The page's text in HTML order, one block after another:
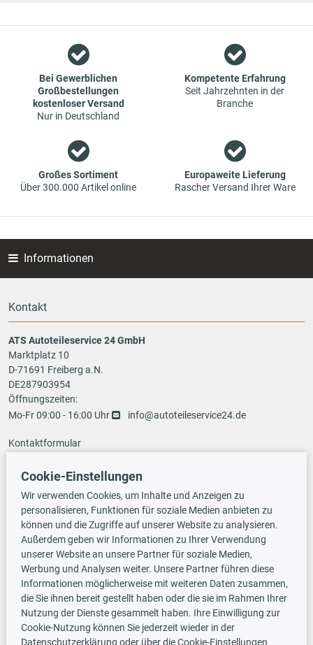
Einzelhandels für Fahrzeug-Ersatzteile. Die Konzentration
liegt bei Verschleißteilen - wir bieten Original-Ersatzteile und
Marken-Ersatzteile von Erstausrüstern zu absoluten Top-
Konditionen an. Dies bedeutet aber auch, dass wenn Sie mal
das gewünschte Ersatzteil in unseren online-Angeboten
nicht finden, Sie uns gerne kontaktieren können. Sie können
garantiert günstigen Preisen.
Bei Gewerblichen
Großbestellungen
kostenloser Versand
Nur in Deutschland
Kompetente Erfahrung
Seit Jahrzehnten in der
Branche
Großes Sortiment
Über 300.000 Artikel online
Europaweite Lieferung
Rascher Versand Ihrer Ware
Informationen
Kontakt
ATS Autoteileservice 24 GmbH
Marktplatz 10
D-71691 Freiberg a.N.
DE287903954
Öffnungszeiten:
Mo-Fr 09:00 - 16:00 Uhr
info@autoteileservice24.de
Kontaktformular
Vorauskasse
Versandarten
Cookie-Einstellungen
Wir verwenden Cookies, um Inhalte und Anzeigen zu
personalisieren, Funktionen für soziale Medien anbieten zu
können und die Zugriffe auf unserer Website zu analysieren.
Außerdem geben wir Informationen zu Ihrer Verwendung
unserer Website an unsere Partner für soziale Medien,
Werbung und Analysen weiter. Unsere Partner führen diese
Informationen möglicherweise mit weiteren Daten zusammen,
die Sie ihnen bereit gestellt haben oder die sie im Rahmen Ihrer
Nutzung der Dienste gesammelt haben. Ihre Einwilligung zur
Cookie-Nutzung können Sie jederzeit wieder in der
Datenschutzerklärung oder über die Cookie-Einstellungen